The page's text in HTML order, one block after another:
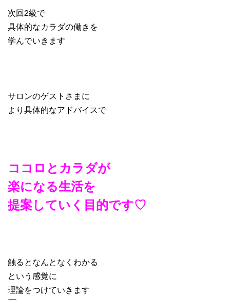
次回2級で
具体的なカラダの働きを
学んでいきます
サロンのゲストさまに
より具体的なアドバイスで
ココロとカラダが
楽になる生活を
提案していく目的です♡
触るとなんとなくわかる
という感覚に
理論をつけていきます